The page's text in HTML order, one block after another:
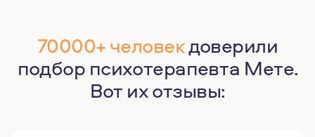
70000+ человекдоверили
подбор психотерапевта Мете.
Вот их отзывы: